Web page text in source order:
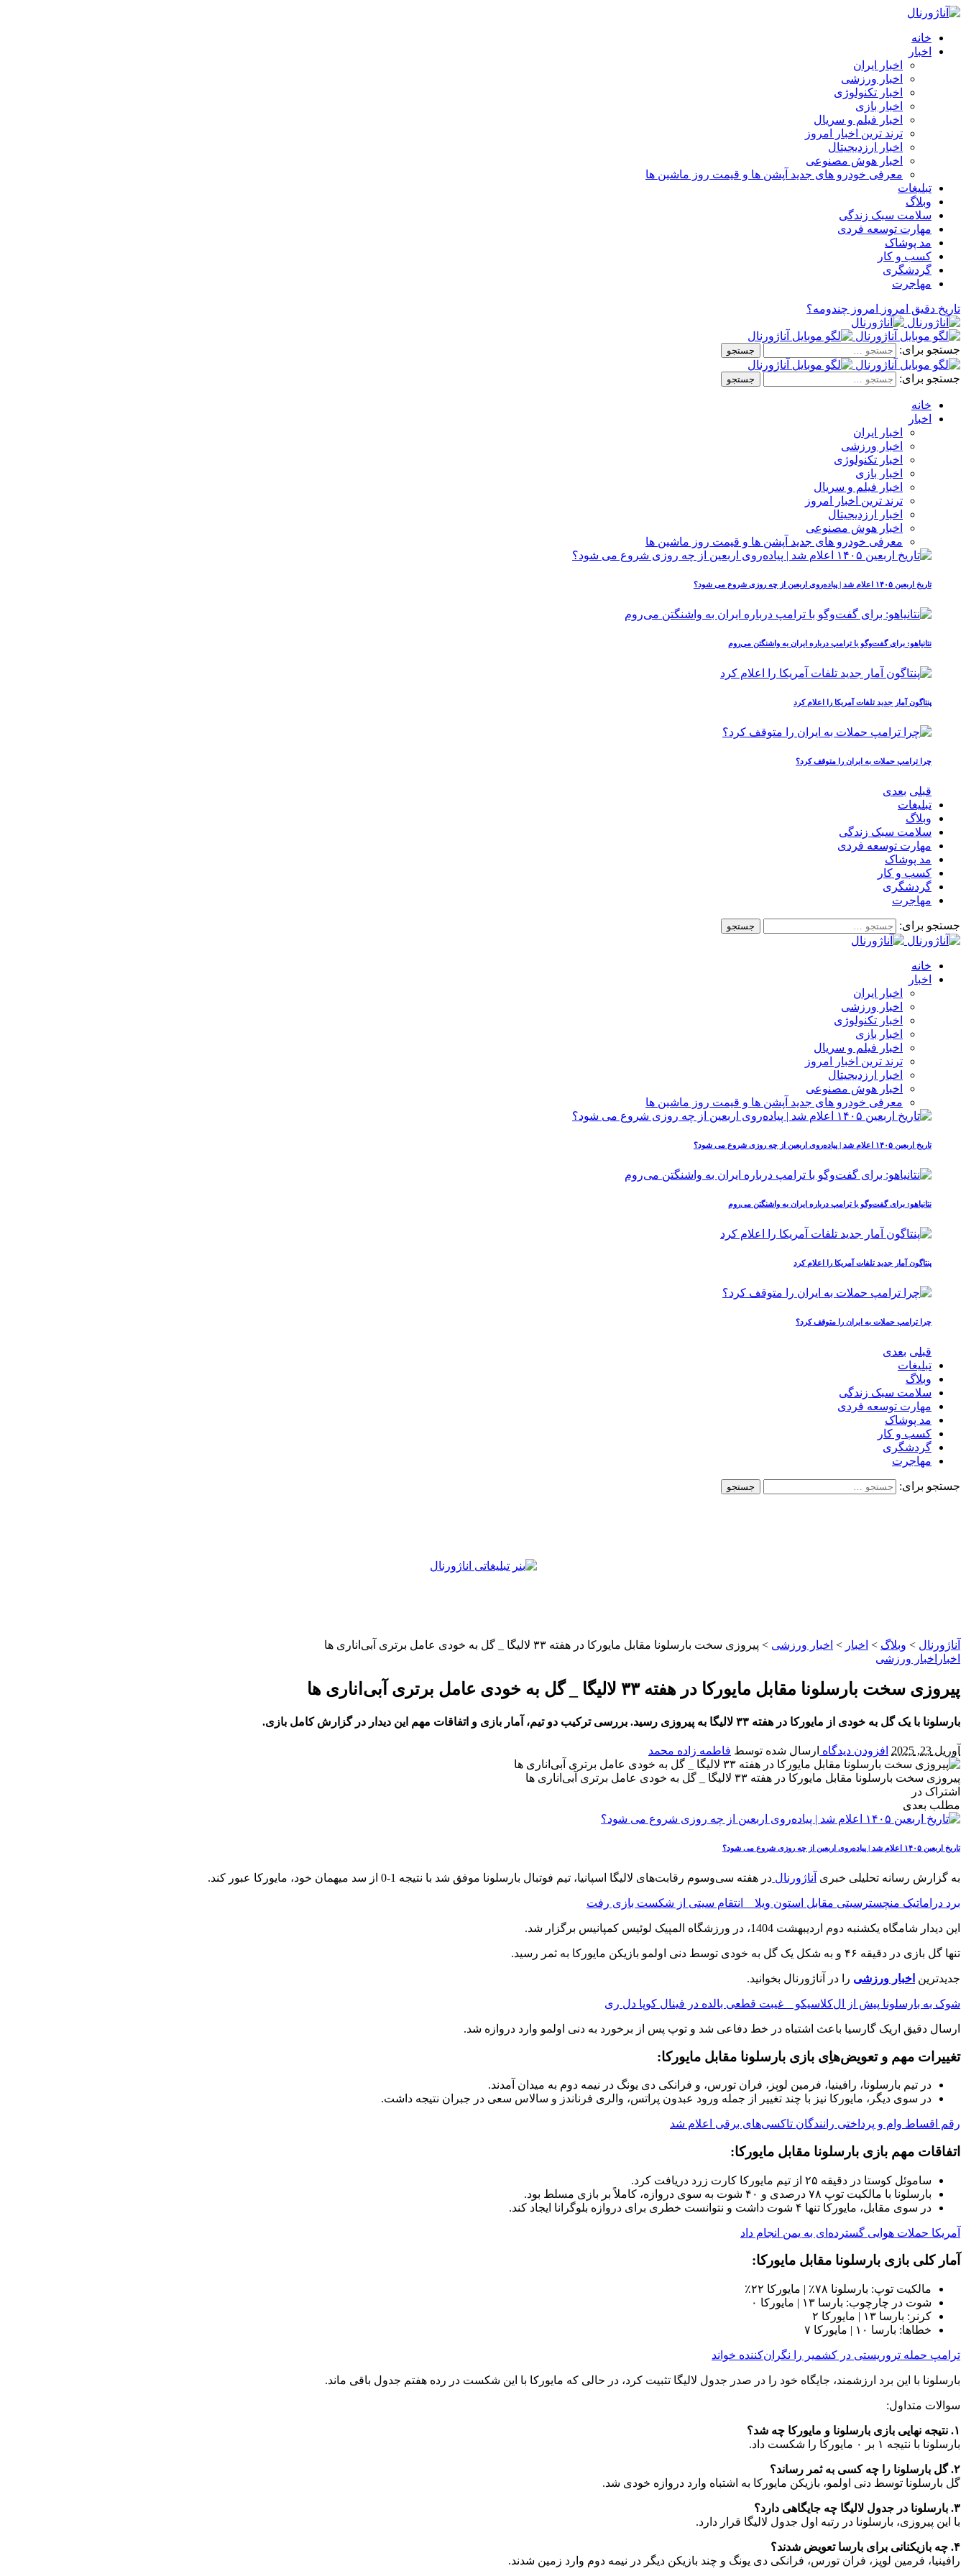
خانه
اخبار
اخبار ایران
اخبار ورزشی
اخبار تکنولوژی
اخبار بازی
اخبار فیلم و سریال
ترند ترین اخبار امروز
اخبار ارزدیجیتال
اخبار هوش مصنوعی
معرفی خودرو های جدید آپشن‌ ها و قیمت روز ماشین‌ ها
تبلیغات
وبلاگ
سلامت سبک زندگی
مهارت توسعه فردی
مد پوشاک
کسب و کار
گردشگری
مهاجرت
تاریخ دقیق امروز امروز چندومه؟
جستجو برای:
جستجو برای:
خانه
اخبار
اخبار ایران
اخبار ورزشی
اخبار تکنولوژی
اخبار بازی
اخبار فیلم و سریال
ترند ترین اخبار امروز
اخبار ارزدیجیتال
اخبار هوش مصنوعی
معرفی خودرو های جدید آپشن‌ ها و قیمت روز ماشین‌ ها
تاریخ اربعین ۱۴۰۵ اعلام شد | پیاده‌روی اربعین از چه روزی شروع می‌ شود؟
نتانیاهو: برای گفت‌وگو با ترامپ درباره ایران به واشنگتن می‌روم
پنتاگون آمار جدید تلفات آمریکا را اعلام کرد
چرا ترامپ حملات به ایران را متوقف کرد؟
قبلی بعدی
تبلیغات
وبلاگ
سلامت سبک زندگی
مهارت توسعه فردی
مد پوشاک
کسب و کار
گردشگری
مهاجرت
جستجو برای:
خانه
اخبار
اخبار ایران
اخبار ورزشی
اخبار تکنولوژی
اخبار بازی
اخبار فیلم و سریال
ترند ترین اخبار امروز
اخبار ارزدیجیتال
اخبار هوش مصنوعی
معرفی خودرو های جدید آپشن‌ ها و قیمت روز ماشین‌ ها
تاریخ اربعین ۱۴۰۵ اعلام شد | پیاده‌روی اربعین از چه روزی شروع می‌ شود؟
نتانیاهو: برای گفت‌وگو با ترامپ درباره ایران به واشنگتن می‌روم
پنتاگون آمار جدید تلفات آمریکا را اعلام کرد
چرا ترامپ حملات به ایران را متوقف کرد؟
قبلی بعدی
تبلیغات
وبلاگ
سلامت سبک زندگی
مهارت توسعه فردی
مد پوشاک
کسب و کار
گردشگری
مهاجرت
جستجو برای:
آناژورنال > وبلاگ > اخبار > اخبار ورزشی > پیروزی سخت بارسلونا مقابل مایورکا در هفته ۳۳ لالیگا _ گل به خودی عامل برتری آبی‌اناری‌ ها
اخبار اخبار ورزشی
پیروزی سخت بارسلونا مقابل مایورکا در هفته ۳۳ لالیگا _ گل به خودی عامل برتری آبی‌اناری‌ ها
بارسلونا با یک گل به خودی از مایورکا در هفته ۳۳ لالیگا به پیروزی رسید. بررسی ترکیب دو تیم، آمار بازی و اتفاقات مهم این دیدار در گزارش کامل بازی.
آوریل 23, 2025 افزودن دیدگاه ارسال شده توسط فاطمه زاده محمد
پیروزی سخت بارسلونا مقابل مایورکا در هفته ۳۳ لالیگا _ گل به خودی عامل برتری آبی‌اناری‌ ها
اشتراک در
مطلب بعدی
تاریخ اربعین ۱۴۰۵ اعلام شد | پیاده‌روی اربعین از چه روزی شروع می‌ شود؟
به گزارش رسانه تحلیلی خبری آناژورنال در هفته سی‌وسوم رقابت‌های لالیگا اسپانیا، تیم فوتبال بارسلونا موفق شد با نتیجه 1-0 از سد میهمان خود، مایورکا عبور کند.
برد دراماتیک منچسترسیتی مقابل استون ویلا _ انتقام سیتی از شکست بازی رفت
این دیدار شامگاه یکشنبه دوم اردیبهشت 1404، در ورزشگاه المپیک لوئیس کمپانیس برگزار شد.
تنها گل بازی در دقیقه ۴۶ و به شکل یک گل به خودی توسط دنی اولمو بازیکن مایورکا به ثمر رسید.
جدیدترین اخبار ورزشی را در آناژورنال بخوانید.
شوک به بارسلونا پیش از ال‌کلاسیکو _ غیبت قطعی بالده در فینال کوپا دل‌ ری
ارسال دقیق اریک گارسیا باعث اشتباه در خط دفاعی شد و توپ پس از برخورد به دنی اولمو وارد دروازه شد.
تغییرات مهم و تعویض‌هاِی بازی بارسلونا مقابل مایورکا:
در تیم بارسلونا، رافینیا، فرمین لوپز، فران تورس، و فرانکی دی یونگ در نیمه دوم به میدان آمدند.
در سوی دیگر، مایورکا نیز با چند تغییر از جمله ورود عبدون پراتس، والری فرناندز و سالاس سعی در جبران نتیجه داشت.
رقم اقساط وام و پرداختی رانندگان تاکسی‌های برقی اعلام شد
اتفاقات مهم بازی بارسلونا مقابل مایورکا:
ساموئل کوستا در دقیقه ۲۵ از تیم مایورکا کارت زرد دریافت کرد.
بارسلونا با مالکیت توپ ۷۸ درصدی و ۴۰ شوت به سوی دروازه، کاملاً بر بازی مسلط بود.
در سوی مقابل، مایورکا تنها ۴ شوت داشت و نتوانست خطری برای دروازه بلوگرانا ایجاد کند.
آمریکا حملات هوایی گسترده‌ای به یمن انجام داد
آمار کلی بازی بارسلونا مقابل مایورکا:
مالکیت توپ: بارسلونا ۷۸٪ | مایورکا ۲۲٪
شوت در چارچوب: بارسا ۱۳ | مایورکا ۰
کرنر: بارسا ۱۳ | مایورکا ۲
خطاها: بارسا ۱۰ | مایورکا ۷
ترامپ حمله تروریستی در کشمیر را نگران‌کننده خواند
بارسلونا با این برد ارزشمند، جایگاه خود را در صدر جدول لالیگا تثبیت کرد، در حالی که مایورکا با این شکست در رده هفتم جدول باقی ماند.
سوالات متداول:
۱. نتیجه نهایی بازی بارسلونا و مایورکا چه شد؟
بارسلونا با نتیجه ۱ بر ۰ مایورکا را شکست داد.
۲. گل بارسلونا را چه کسی به ثمر رساند؟
گل بارسلونا توسط دنی اولمو، بازیکن مایورکا به اشتباه وارد دروازه خودی شد.
۳. بارسلونا در جدول لالیگا چه جایگاهی دارد؟
با این پیروزی، بارسلونا در رتبه اول جدول لالیگا قرار دارد.
۴. چه بازیکنانی برای بارسا تعویض شدند؟
رافینیا، فرمین لوپز، فران تورس، فرانکی دی یونگ و چند بازیکن دیگر در نیمه دوم وارد زمین شدند.